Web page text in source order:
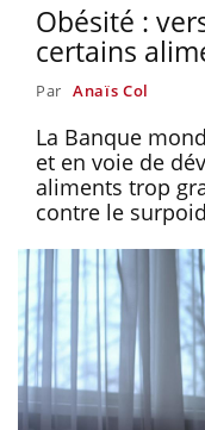
Obésité :
certains
Par Anaïs Col
La Banque
et en voie de
aliments trop
contre le